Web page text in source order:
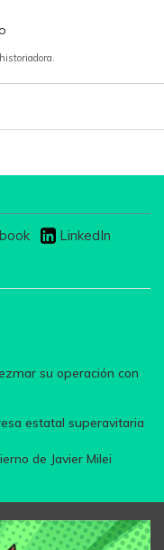
LinkedIn
su operación con
estatal superavitaria
de Javier Milei